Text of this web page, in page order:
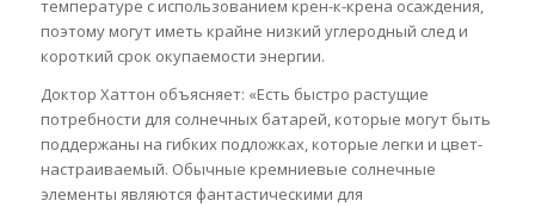
температуре с использованием крен-к-крена осаждения,
поэтому могут иметь крайне низкий углеродный след и
короткий срок окупаемости энергии.
Доктор Хаттон объясняет: «Есть быстро растущие
потребности для солнечных батарей, которые могут быть
поддержаны на гибких подложках, которые легки и цвет-
настраиваемый. Обычные кремниевые солнечные
элементы являются фантастическими для